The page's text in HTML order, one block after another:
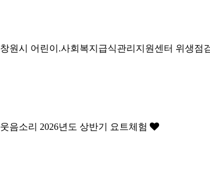
창원시 어린이.사회복지급식관리지원센터 위생점
웃음소리 2026년도 상반기 요트체험